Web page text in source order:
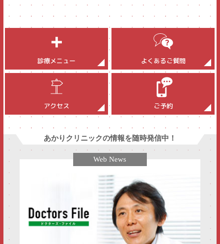
診療メニュー よくあるご質問
アクセス ご予約
あかりクリニックの情報を随時発信中！
Web News